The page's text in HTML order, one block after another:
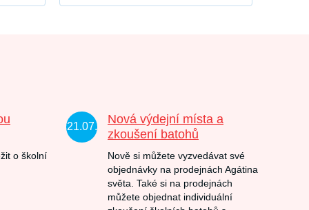
o školní
21.07.
Nová výdejní místa a
zkoušení batohů
Nově si můžete vyzvedávat své
objednávky na prodejnách Agátina
světa. Také si na prodejnách
můžete objednat individuální